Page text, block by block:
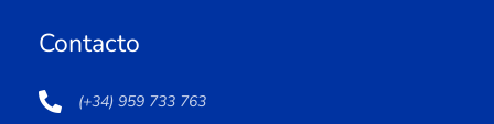
Contacto
(+34) 959 733 763